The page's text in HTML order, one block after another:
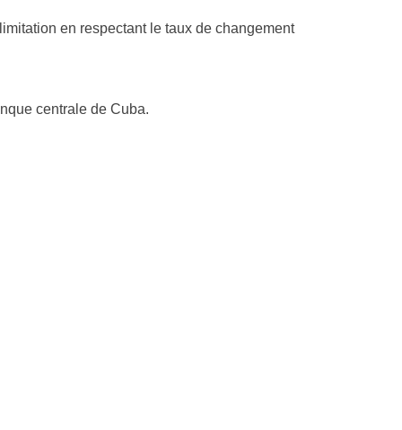
en respectant le taux de changement
centrale de Cuba.